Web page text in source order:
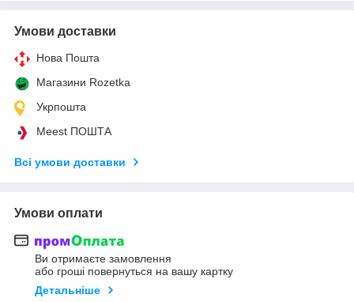
Умови доставки
Нова Пошта
Магазини Rozetka
Укрпошта
Meest ПОШТА
Всі умови доставки
Умови оплати
Ви отримаєте замовлення
або гроші повернуться на вашу картку
Детальніше